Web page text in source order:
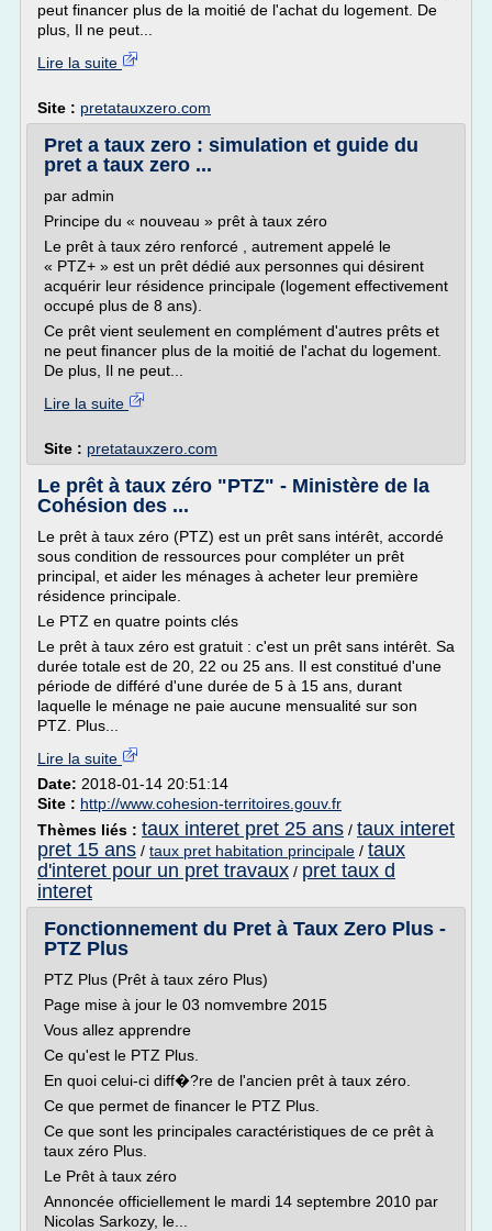
peut financer plus de la moitié de l'achat du logement. De
plus, Il ne peut...
Lire la suite
Site : pretatauxzero.com
Pret a taux zero : simulation et guide du
pret a taux zero ...
par admin
Principe du « nouveau » prêt à taux zéro
Le prêt à taux zéro renforcé , autrement appelé le
« PTZ+ » est un prêt dédié aux personnes qui désirent
acquérir leur résidence principale (logement effectivement
occupé plus de 8 ans).
Ce prêt vient seulement en complément d'autres prêts et
ne peut financer plus de la moitié de l'achat du logement.
De plus, Il ne peut...
Lire la suite
Site : pretatauxzero.com
Le prêt à taux zéro "PTZ" - Ministère de la
Cohésion des ...
Le prêt à taux zéro (PTZ) est un prêt sans intérêt, accordé
sous condition de ressources pour compléter un prêt
principal, et aider les ménages à acheter leur première
résidence principale.
Le PTZ en quatre points clés
Le prêt à taux zéro est gratuit : c'est un prêt sans intérêt. Sa
durée totale est de 20, 22 ou 25 ans. Il est constitué d'une
période de différé d'une durée de 5 à 15 ans, durant
laquelle le ménage ne paie aucune mensualité sur son
PTZ. Plus...
Lire la suite
Date: 2018-01-14 20:51:14
Site : http://www.cohesion-territoires.gouv.fr
Thèmes liés : taux interet pret 25 ans / taux interet
pret 15 ans / taux pret habitation principale / taux
d'interet pour un pret travaux / pret taux d
interet
Fonctionnement du Pret à Taux Zero Plus -
PTZ Plus
PTZ Plus (Prêt à taux zéro Plus)
Page mise à jour le 03 nomvembre 2015
Vous allez apprendre
Ce qu'est le PTZ Plus.
En quoi celui-ci diff�?re de l'ancien prêt à taux zéro.
Ce que permet de financer le PTZ Plus.
Ce que sont les principales caractéristiques de ce prêt à
taux zéro Plus.
Le Prêt à taux zéro
Annoncée officiellement le mardi 14 septembre 2010 par
Nicolas Sarkozy, le...